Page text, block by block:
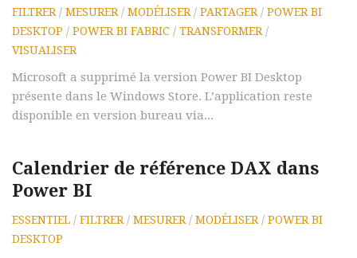
FILTRER / MESURER / MODÉLISER / PARTAGER / POWER BI
DESKTOP / POWER BI FABRIC / TRANSFORMER /
VISUALISER
Microsoft a supprimé la version Power BI Desktop
présente dans le Windows Store. L’application reste
disponible en version bureau via...
Calendrier de référence DAX dans
Power BI
ESSENTIEL / FILTRER / MESURER / MODÉLISER / POWER BI
DESKTOP